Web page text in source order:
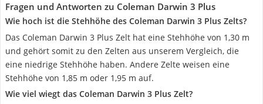
Fragen und Antworten zu Coleman Darwin 3 Plus
Wie hoch ist die Stehhöhe des Coleman Darwin 3 Plus Zelts?
Das Coleman Darwin 3 Plus Zelt hat eine Stehhöhe von 1,30 m
und gehört somit zu den Zelten aus unserem Vergleich, die
eine niedrige Stehhöhe haben. Andere Zelte weisen eine
Stehhöhe von 1,85 m oder 1,95 m auf.
Wie viel wiegt das Coleman Darwin 3 Plus Zelt?